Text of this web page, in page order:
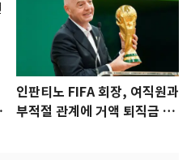
인판티노 FIFA 회장, 여직원과
부적절 관계에 거액 퇴직금 지